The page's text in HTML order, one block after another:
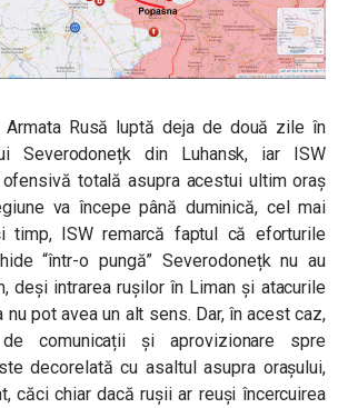
Armata Rusă luptă deja de două zile în
Severodonețk din Luhansk, iar ISW
totală asupra acestui ultim oraș
va începe până duminică, cel mai
timp, ISW remarcă faptul că eforturile
“într-o pungă” Severodonețk nu au
deși intrarea rușilor în Liman și atacurile
pot avea un alt sens. Dar, în acest caz,
comunicații și aprovizionare spre
decorelată cu asaltul asupra orașului,
căci chiar dacă rușii ar reuși încercuirea